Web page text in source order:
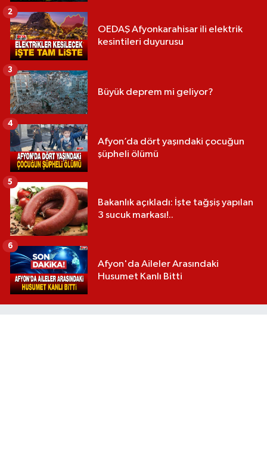
OEDAŞ Afyonkarahisar ili elektrik
kesintileri duyurusu
2
Büyük deprem mi geliyor?
3
Afyon’da dört yaşındaki çocuğun
şüpheli ölümü
4
Bakanlık açıkladı: İşte tağşiş yapılan
3 sucuk markası!..
5
Afyon'da Aileler Arasındaki
Husumet Kanlı Bitti
6